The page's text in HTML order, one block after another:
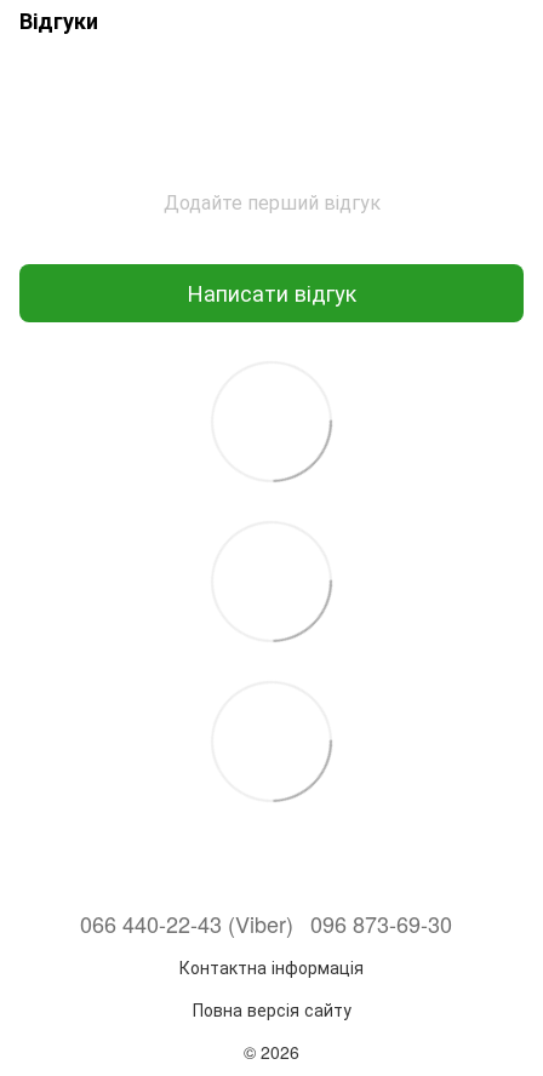
Відгуки
Додайте перший відгук
Написати відгук
066 440-22-43 (Viber) 096 873-69-30
Контактна інформація
Повна версія сайту
© 2026